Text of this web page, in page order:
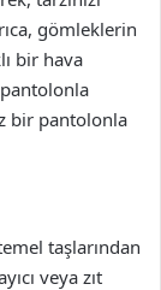
gömleklerin
bir hava
bir pantolonla
taşlarından
veya zıt